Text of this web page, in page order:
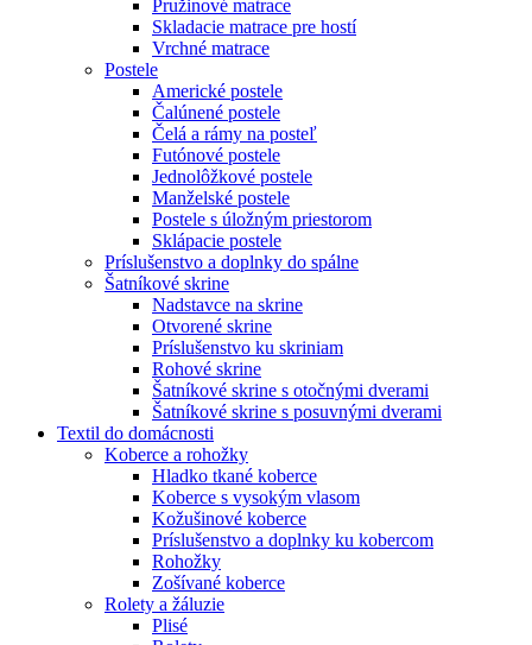
Pružinové matrace
Skladacie matrace pre hostí
Vrchné matrace
Postele
Americké postele
Čalúnené postele
Čelá a rámy na posteľ
Futónové postele
Jednolôžkové postele
Manželské postele
Postele s úložným priestorom
Sklápacie postele
Príslušenstvo a doplnky do spálne
Šatníkové skrine
Nadstavce na skrine
Otvorené skrine
Príslušenstvo ku skriniam
Rohové skrine
Šatníkové skrine s otočnými dverami
Šatníkové skrine s posuvnými dverami
Textil do domácnosti
Koberce a rohožky
Hladko tkané koberce
Koberce s vysokým vlasom
Kožušinové koberce
Príslušenstvo a doplnky ku kobercom
Rohožky
Zošívané koberce
Rolety a žáluzie
Plisé